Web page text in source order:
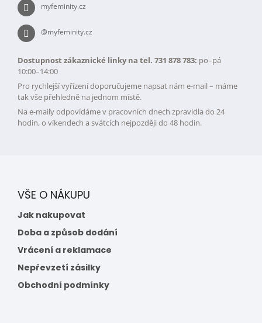
myfeminity.cz
@myfeminity.cz
Dostupnost zákaznické linky na tel. 731 878 783: po–pá
10:00–14:00
Pro rychlejší vyřízení doporučujeme napsat nám e-mail – máme
tak vše přehledně na jednom místě.
Na e-maily odpovídáme v pracovních dnech zpravidla do 24
hodin, o víkendech a svátcích nejpozději do 48 hodin.
VŠE O NÁKUPU
Jak nakupovat
Doba a způsob dodání
Vrácení a reklamace
Nepřevzetí zásilky
Obchodní podmínky